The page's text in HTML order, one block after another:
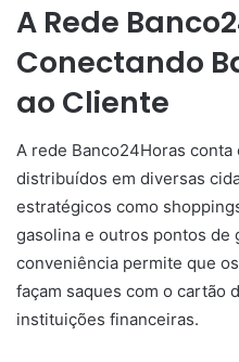
A Rede
Conectando
ao Cliente
A rede Banco24Horas
distribuídos em diversas
estratégicos como
gasolina e outros pontos de
conveniência permite que
façam saques com o cartão
instituições financeiras.